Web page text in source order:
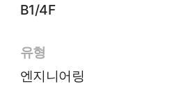
B1/4F
유형
엔지니어링